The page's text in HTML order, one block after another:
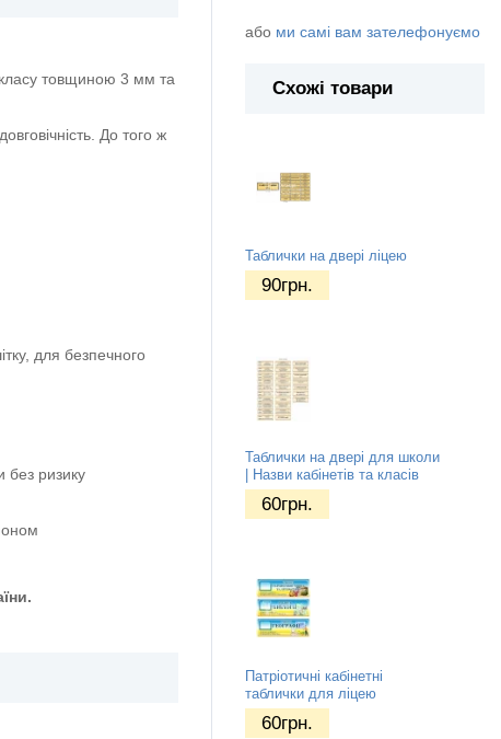
товщиною 3 мм та
До того ж
для безпечного
без ризику
або ми самі вам зателефонуємо
Схожі товари
Таблички на двері ліцею
90грн.
Таблички на двері для школи
| Назви кабінетів та класів
60грн.
Патріотичні кабінетні
таблички для ліцею
60грн.